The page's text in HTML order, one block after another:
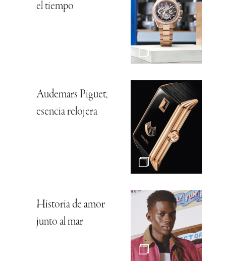
el tiempo
Audemars Piguet,
esencia relojera
Historia de amor
junto al mar